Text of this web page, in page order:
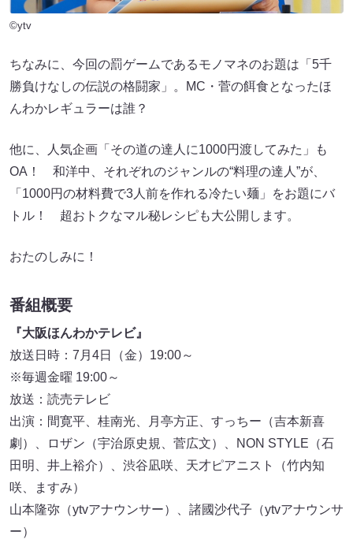
©ytv
ちなみに、今回の罰ゲームであるモノマネのお題は「5千
勝負けなしの伝説の格闘家」。MC・菅の餌食となったほ
んわかレギュラーは誰？
他に、人気企画「その道の達人に1000円渡してみた」も
OA！ 和洋中、それぞれのジャンルの“料理の達人”が、
「1000円の材料費で3人前を作れる冷たい麺」をお題にバ
トル！ 超おトクなマル秘レシピも大公開します。
おたのしみに！
番組概要
『大阪ほんわかテレビ』
放送日時：7月4日（金）19:00～
※毎週金曜 19:00～
放送：読売テレビ
出演：間寛平、桂南光、月亭方正、すっちー（吉本新喜
劇）、ロザン（宇治原史規、菅広文）、NON STYLE（石
田明、井上裕介）、渋谷凪咲、天才ピアニスト（竹内知
咲、ますみ）
山本隆弥（ytvアナウンサー）、諸國沙代子（ytvアナウンサ
ー）